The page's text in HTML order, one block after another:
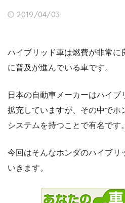
2019/04/03
ハイブリッド車は燃費が非常に
に普及が進んでいる車です。
日本の自動車メーカーはハイブ
拡充していますが、その中でホ
システムを持つことで有名です。
今回はそんなホンダのハイブリ
いきます。